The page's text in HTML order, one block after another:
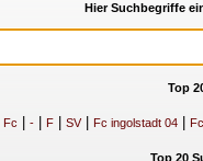
Hier Suchbegriffe
Top
Fc -| F| SV| Fc ingolstadt 04|
Top 20